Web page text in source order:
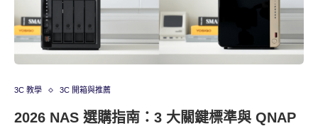
3C 教學 3C 開箱與推薦
2026 NAS 選購指南：3 大關鍵標準與 QNAP